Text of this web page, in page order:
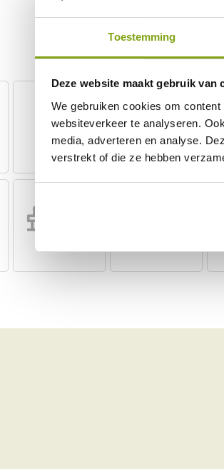
Toestemming
Deze website maakt gebruik van
We gebruiken cookies om
websiteverkeer te analyseren.
media, adverteren en analyse.
verstrekt of die ze hebben
Bar Zwembad